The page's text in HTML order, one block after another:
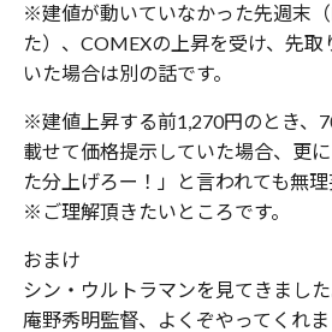
※建値が動いていなかった先週末
た）、COMEXの上昇を受け、先取
いた場合は別の話です。
※建値上昇する前1,270円のとき、
載せて価格提示していた場合、更
た分上げろー！」と言われても無理
※ご理解頂きたいところです。
おまけ
シン・ウルトラマンを見てきました
庵野秀明監督、よくぞやってくれま